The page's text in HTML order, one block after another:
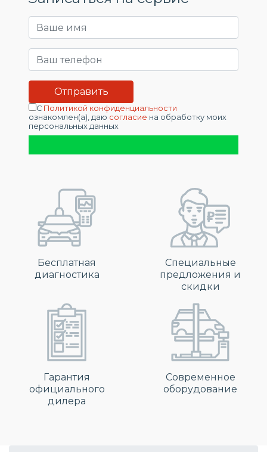
С Политикой конфиденциальности
ознакомлен(а), даю согласие на обработку моих
персональных данных
Бесплатная
диагностика
Специальные
предложения и
скидки
Гарантия
официального
дилера
Современное
оборудование